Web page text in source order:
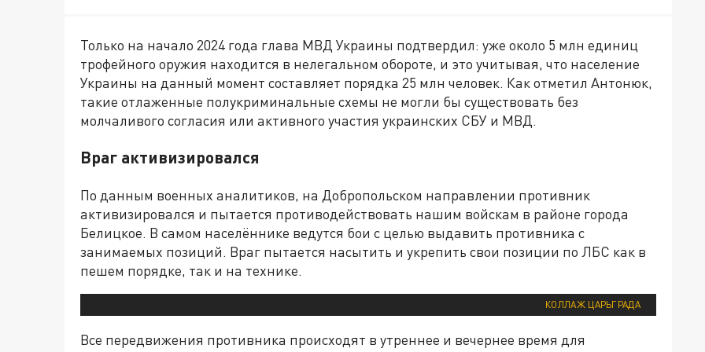
Только на начало 2024 года глава МВД Украины подтвердил: уже около 5 млн единиц
трофейного оружия находится в нелегальном обороте, и это учитывая, что население
Украины на данный момент составляет порядка 25 млн человек. Как отметил Антонюк,
такие отлаженные полукриминальные схемы не могли бы существовать без
молчаливого согласия или активного участия украинских СБУ и МВД.
Враг активизировался
По данным военных аналитиков, на Добропольском направлении противник
активизировался и пытается противодействовать нашим войскам в районе города
Белицкое. В самом населённике ведутся бои с целью выдавить противника с
занимаемых позиций. Враг пытается насытить и укрепить свои позиции по ЛБС как в
пешем порядке, так и на технике.
КОЛЛАЖ ЦАРЬГРАДА
Все передвижения противника происходят в утреннее и вечернее время для